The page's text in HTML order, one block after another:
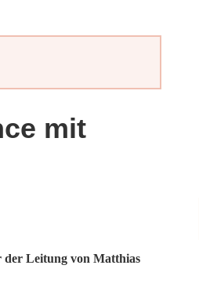
mit
der Leitung von Matthias